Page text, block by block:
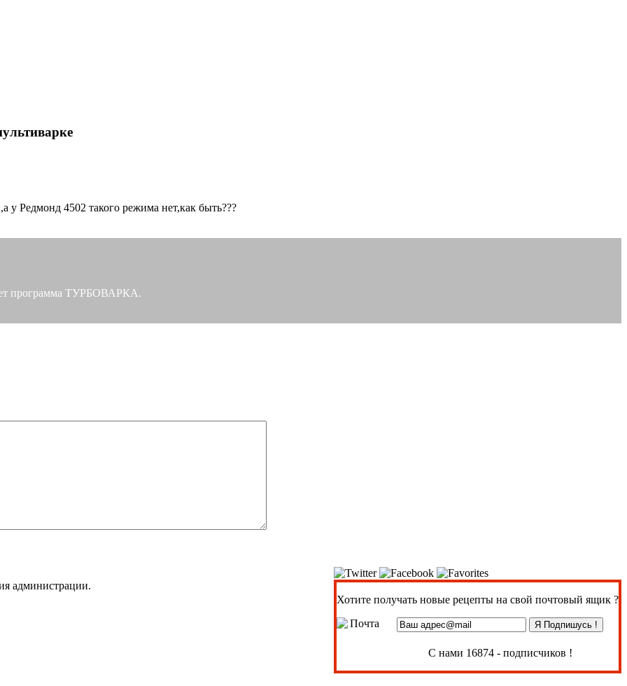
Редмонд 4502 такого режима нет,как быть???
программа ТУРБОВАРКА.
Хотите получать новые рецепты на свой почтовый ящик ?
С нами 16874 - подписчиков !
администрации.